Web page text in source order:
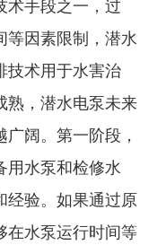
术手段之一，过
等因素限制，潜水
技术用于水害治
熟，潜水电泵未来
阔。第一阶段，
用水泵和检修水
经验。如果通过原
在水泵运行时间等